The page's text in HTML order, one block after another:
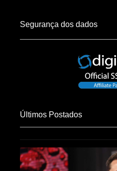
Segurança dos dados
Últimos Postados